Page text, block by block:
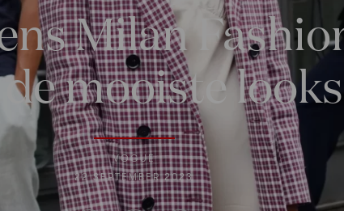
Milan
mooiste
VOGUE
22 SEPTEMBER 2023